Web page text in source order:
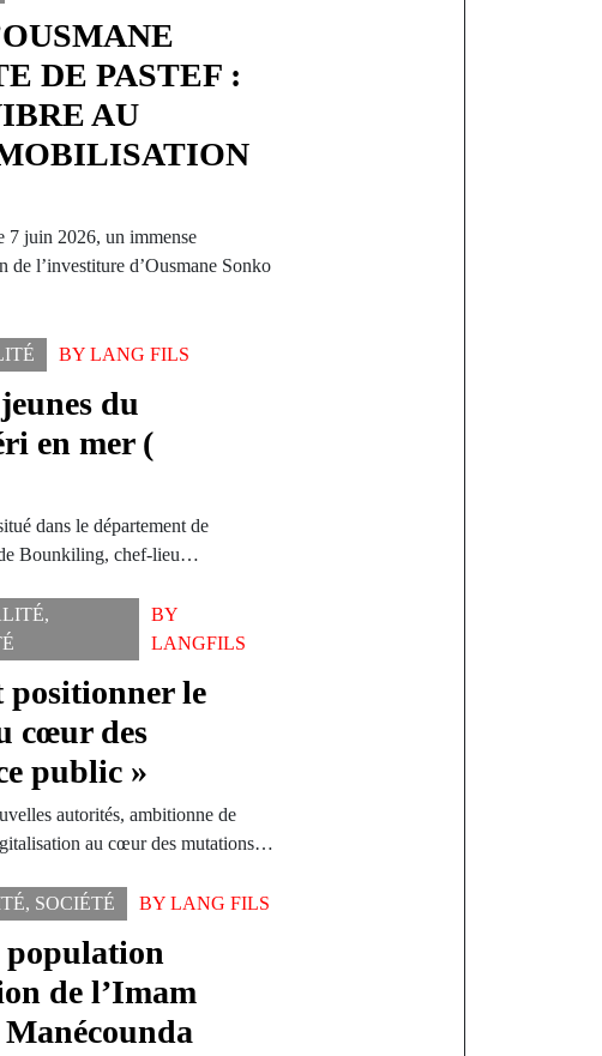
DE PASTEF :
AU
7 juin 2026, un immense
de l’investiture d’Ousmane Sonko
BYLANG FILS
du
en mer (
dans le département de
Bounkiling, chef-lieu…
,
BY
LANGFILS
le
cœur des
public »
autorités, ambitionne de
au cœur des mutations…
, SOCIÉTÉ BYLANG FILS
de l’Imam